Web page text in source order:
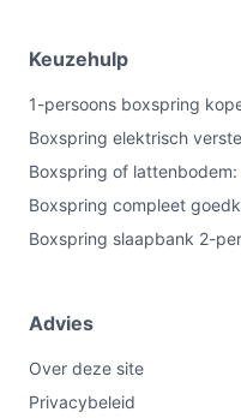
Keuzehulp
1-persoons boxspring
Boxspring elektrisch
Boxspring of
Boxspring compleet
Boxspring slaapbank 2-
Advies
Over deze site
Privacybeleid